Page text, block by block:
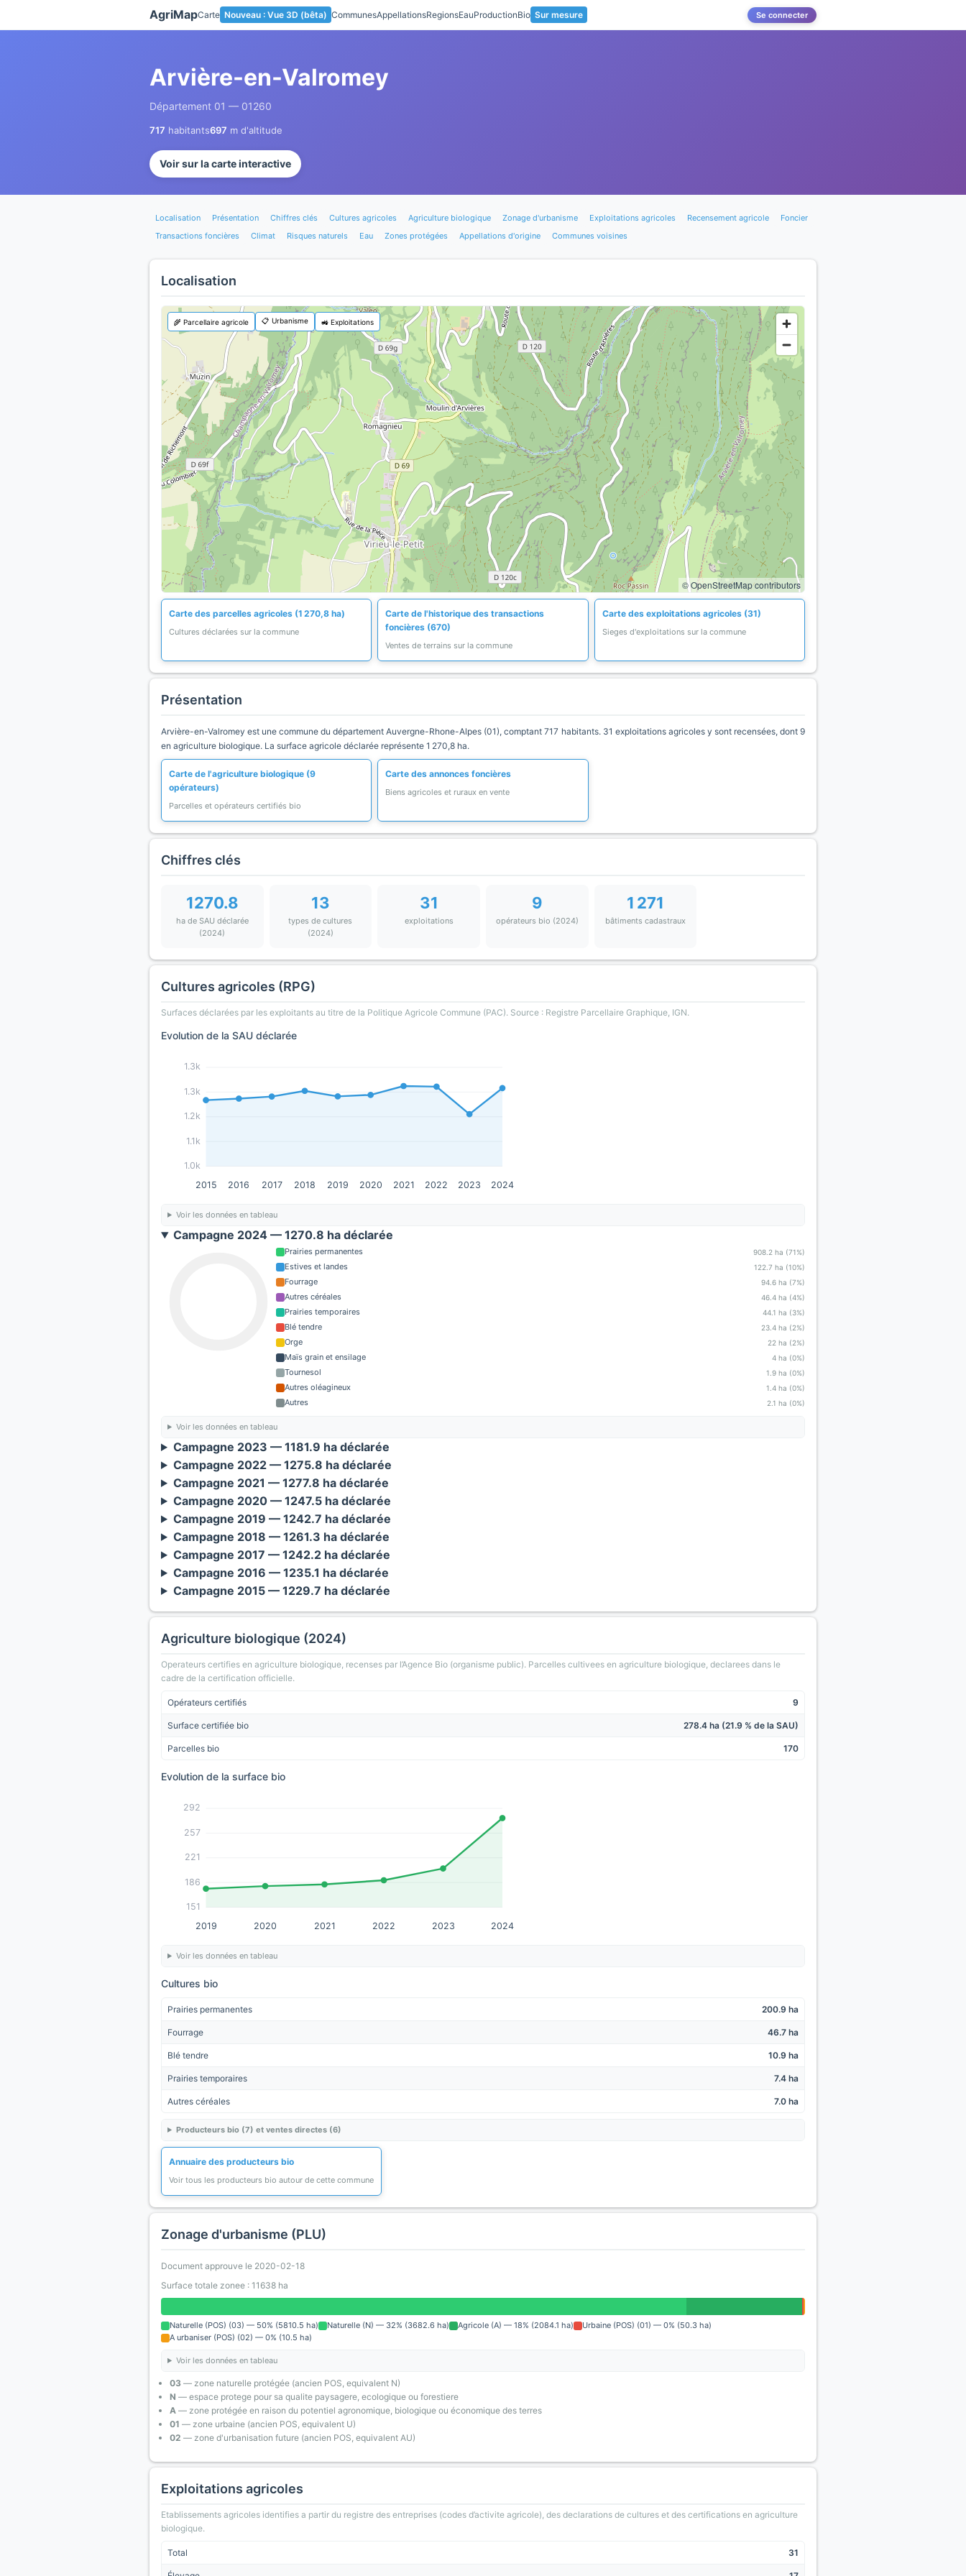
AgriMapCarte Nouveau : Vue 3D (bêta) CommunesAppellationsRegionsEauProductionBio Sur mesure Se connecter
Arvière-en-Valromey
Département 01 — 01260
717 habitants697 m d'altitude
Voir sur la carte interactive
Localisation Présentation Chiffres clés Cultures agricoles Agriculture biologique Zonage d'urbanisme Exploitations agricoles Recensement agricole
Foncier
Transactions foncières
Climat Risques naturels Eau Zones protégées Appellations d'origine Communes voisines
Localisation
© OpenStreetMap contributors
🌾 Parcellaire agricole 📋 Urbanisme 🚜 Exploitations
Carte des parcelles agricoles (1 270,8 ha)
Cultures déclarées sur la commune
Carte de l'historique des transactions
foncières (670)
Ventes de terrains sur la commune
Carte des exploitations agricoles (31)
Sieges d'exploitations sur la commune
Présentation
Arvière-en-Valromey est une commune du département Auvergne-Rhone-Alpes (01), comptant 717 habitants. 31 exploitations agricoles y sont recensées, dont 9
en agriculture biologique. La surface agricole déclarée représente 1 270,8 ha.
Carte de l'agriculture biologique (9
opérateurs)
Parcelles et opérateurs certifiés bio
Carte des annonces foncières
Biens agricoles et ruraux en vente
Chiffres clés
1270.8
ha de SAU déclarée
(2024)
13
types de cultures
(2024)
31
exploitations
9
opérateurs bio (2024)
1 271
bâtiments cadastraux
Cultures agricoles (RPG)
Surfaces déclarées par les exploitants au titre de la Politique Agricole Commune (PAC). Source : Registre Parcellaire Graphique, IGN.
Evolution de la SAU déclarée
1.0k
1.1k
1.2k
1.3k
1.3k
2015 2016 2017 2018 2019 2020 2021 2022 2023 2024
Voir les données en tableau
Campagne 2024 — 1270.8 ha déclarée
Prairies permanentes 908.2 ha (71%)
Estives et landes 122.7 ha (10%)
Fourrage 94.6 ha (7%)
Autres céréales 46.4 ha (4%)
Prairies temporaires 44.1 ha (3%)
Blé tendre 23.4 ha (2%)
Orge 22 ha (2%)
Maïs grain et ensilage 4 ha (0%)
Tournesol 1.9 ha (0%)
Autres oléagineux 1.4 ha (0%)
Autres 2.1 ha (0%)
Voir les données en tableau
Campagne 2023 — 1181.9 ha déclarée
Campagne 2022 — 1275.8 ha déclarée
Campagne 2021 — 1277.8 ha déclarée
Campagne 2020 — 1247.5 ha déclarée
Campagne 2019 — 1242.7 ha déclarée
Campagne 2018 — 1261.3 ha déclarée
Campagne 2017 — 1242.2 ha déclarée
Campagne 2016 — 1235.1 ha déclarée
Campagne 2015 — 1229.7 ha déclarée
Agriculture biologique (2024)
Operateurs certifies en agriculture biologique, recenses par l’Agence Bio (organisme public). Parcelles cultivees en agriculture biologique, declarees dans le
cadre de la certification officielle.
Opérateurs certifiés 9
Surface certifiée bio 278.4 ha (21.9 % de la SAU)
Parcelles bio 170
Evolution de la surface bio
151
186
221
257
292
2019 2020 2021 2022 2023 2024
Voir les données en tableau
Cultures bio
Prairies permanentes 200.9 ha
Fourrage 46.7 ha
Blé tendre 10.9 ha
Prairies temporaires 7.4 ha
Autres céréales 7.0 ha
Producteurs bio (7) et ventes directes (6)
Annuaire des producteurs bio
Voir tous les producteurs bio autour de cette commune
Zonage d'urbanisme (PLU)
Document approuve le 2020-02-18
Surface totale zonee : 11638 ha
Naturelle (POS) (03) — 50% (5810.5 ha) Naturelle (N) — 32% (3682.6 ha) Agricole (A) — 18% (2084.1 ha)
Urbaine (POS) (01) — 0% (50.3 ha)
A urbaniser (POS) (02) — 0% (10.5 ha)
Voir les données en tableau
03 — zone naturelle protégée (ancien POS, equivalent N)
N — espace protege pour sa qualite paysagere, ecologique ou forestiere
A — zone protégée en raison du potentiel agronomique, biologique ou économique des terres
01 — zone urbaine (ancien POS, equivalent U)
02 — zone d'urbanisation future (ancien POS, equivalent AU)
Exploitations agricoles
Etablissements agricoles identifies a partir du registre des entreprises (codes d’activite agricole), des declarations de cultures et des certifications en agriculture
biologique.
Total 31
Panneau de gestion des cookies